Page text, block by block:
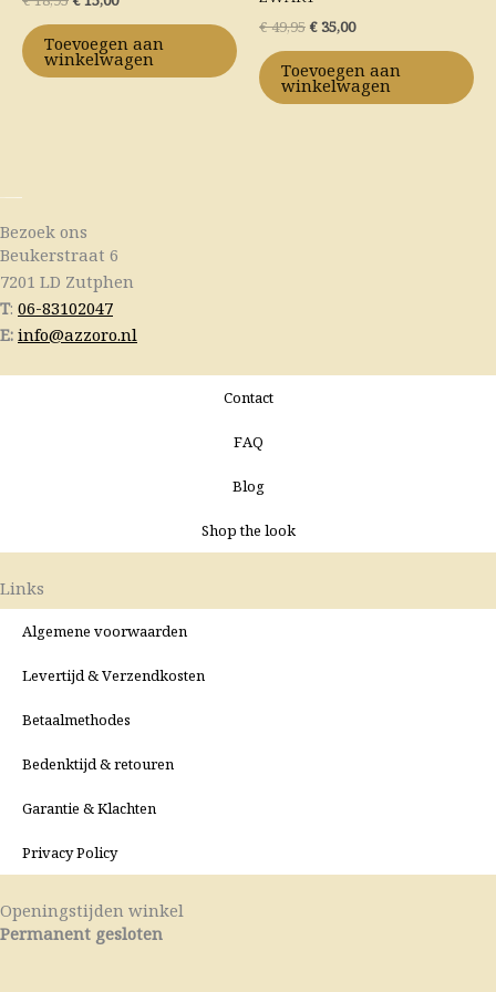
Toevoegen aan
winkelwagen
€49,95 €35,00
Toevoegen aan
winkelwagen
Bezoek ons
Beukerstraat 6
7201 LD Zutphen
T: 06-83102047
E: info@azzoro.nl
Contact
FAQ
Blog
Shop the look
Links
Algemene voorwaarden
Levertijd & Verzendkosten
Betaalmethodes
Bedenktijd & retouren
Garantie & Klachten
Privacy Policy
Openingstijden winkel
Permanent gesloten